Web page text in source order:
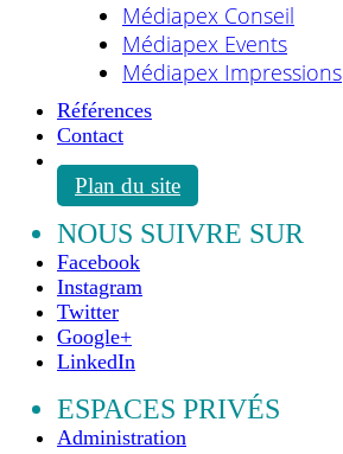
Médiapex Conseil
Médiapex Events
Médiapex Impressions
Références
Contact
Plan du site
NOUS SUIVRE SUR
Facebook
Instagram
Twitter
Google+
LinkedIn
ESPACES PRIVÉS
Administration